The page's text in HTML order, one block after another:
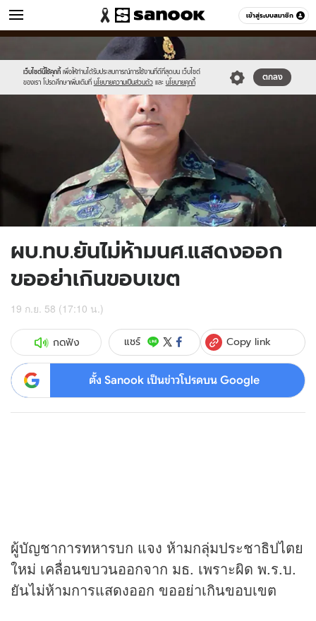
เข้าสู่ระบบสมาชิก
ข่าว หมวดอื่นๆ
เว็บไซต์นี้ใช้คุกกี้ เพื่อให้ท่านได้รับประสบการณ์การใช้งานที่ดีที่สุดบน เว็บไซต์
ของเรา โปรดศึกษาเพิ่มเติมที่ นโยบายความเป็นส่วนตัว และ นโยบายคุกกี้
ตกลง
//s.isanook.com/sr/0/images/logo-
new-
sanook.png
//s.isanook.com/ns/0/ud/373/1868402/647014-
02.jpg
ผบ.ทบ.ยันไม่ห้ามนศ.แสดงออก
ขออย่าเกินขอบเขต
19 ก.ย. 58 (17:10 น.)
กดฟัง แชร์ Copy link
ตั้ง Sanook เป็นข่าวโปรดบน Google
ผู้บัญชาการทหารบก แจง ห้ามกลุ่มประชาธิปไตย
ใหม่ เคลื่อนขบวนออกจาก มธ. เพราะผิด พ.ร.บ.
ยันไม่ห้ามการแสดงออก ขออย่าเกินขอบเขต